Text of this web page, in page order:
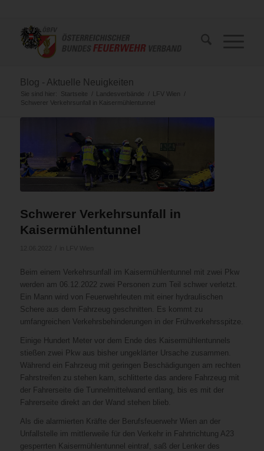
Blog - Aktuelle Neuigkeiten
Sie sind hier: Startseite / Landesverbände / LFV Wien
/
Schwerer Verkehrsunfall in Kaisermühlentunnel
Schwerer Verkehrsunfall in
Kaisermühlentunnel
Beim einem Verkehrsunfall im Kaisermühlentunnel mit zwei Pkw
werden am 06.12.2022 zwei Personen zum Teil schwer verletzt.
Ein Mann wird von Feuerwehrleuten mit einer hydraulischen
Schere aus dem Fahrzeug geschnitten. Es kommt zu
umfangreichen Verkehrsbehinderungen in der Frühverkehrsspitze.
Einige Hundert Meter vor dem Ende des Kaisermühlentunnels
stießen zwei Pkw aus bisher ungeklärter Ursache zusammen.
Während ein Fahrzeug mit geringen Beschädigungen am rechten
Fahrstreifen zu stehen kam, schlitterte das andere Fahrzeug mit
der Fahrerseite die Tunnelmittelwand entlang, bis es mit der
Fahrerseite direkt an der Wand stehen blieb.
Als die alarmierten Kräfte der Berufsfeuerwehr Wien an der
Unfallstelle im mittlerweile für den Verkehr in Fahrtrichtung A23
gesperrten Kaisermühlentunnel eintraf, saß der Lenker des